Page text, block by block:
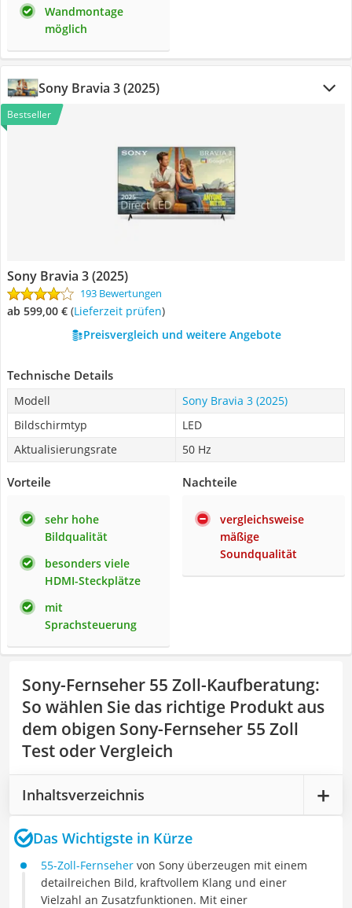
Wandmontage
möglich
Sony Bravia 3 (2025)
Bestseller
Sony Bravia 3 (2025)
193 Bewertungen
ab 599,00 € (Lieferzeit prüfen)
Preisvergleich und weitere Angebote
Technische Details
Modell
Sony Bravia 3 (2025)
Bildschirmtyp
LED
Aktualisierungsrate
50 Hz
Vorteile
sehr hohe
Bildqualität
besonders viele
HDMI-Steckplätze
mit
Sprachsteuerung
Nachteile
vergleichsweise
mäßige
Soundqualität
Sony-Fernseher 55 Zoll-Kaufberatung:
So wählen Sie das richtige Produkt aus
dem obigen Sony-Fernseher 55 Zoll
Test oder Vergleich
Inhaltsverzeichnis
Das Wichtigste in Kürze
55-Zoll-Fernseher von Sony überzeugen mit einem
detailreichen Bild, kraftvollem Klang und einer
Vielzahl an Zusatzfunktionen. Mit einer